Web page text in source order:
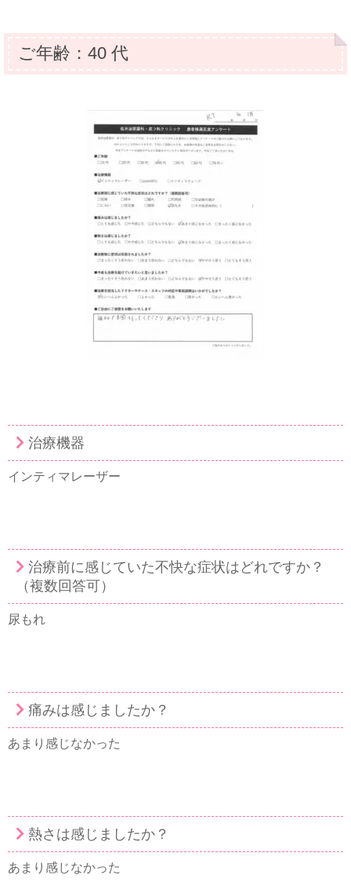
ご年齢：40 代
治療機器
インティマレーザー
治療前に感じていた不快な症状はどれですか？
（複数回答可）
尿もれ
痛みは感じましたか？
あまり感じなかった
熱さは感じましたか？
あまり感じなかった